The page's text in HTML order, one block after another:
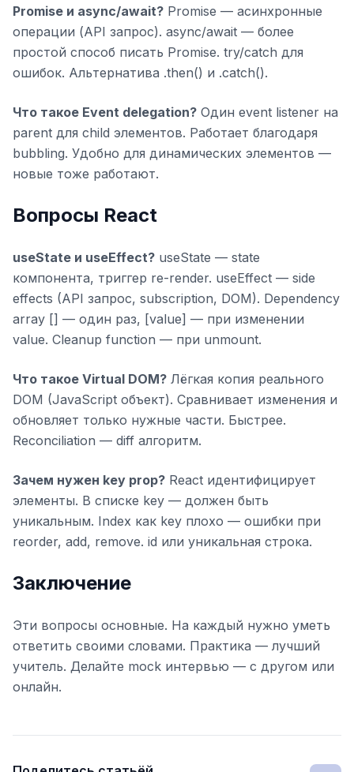
Promise и async/await? Promise — асинхронные
операции (API запрос). async/await — более
простой способ писать Promise. try/catch для
ошибок. Альтернатива .then() и .catch().
Что такое Event delegation? Один event listener на
parent для child элементов. Работает благодаря
bubbling. Удобно для динамических элементов —
новые тоже работают.
Вопросы React
useState и useEffect? useState — state
компонента, триггер re-render. useEffect — side
effects (API запрос, subscription, DOM). Dependency
array [] — один раз, [value] — при изменении
value. Cleanup function — при unmount.
Что такое Virtual DOM? Лёгкая копия реального
DOM (JavaScript объект). Сравнивает изменения и
обновляет только нужные части. Быстрее.
Reconciliation — diff алгоритм.
Зачем нужен key prop? React идентифицирует
элементы. В списке key — должен быть
уникальным. Index как key плохо — ошибки при
reorder, add, remove. id или уникальная строка.
Заключение
Эти вопросы основные. На каждый нужно уметь
ответить своими словами. Практика — лучший
учитель. Делайте mock интервью — с другом или
онлайн.